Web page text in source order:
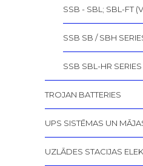
SSB - SBL; SBL-FT
SSB SB / SBH
SSB SBL-HR SERIES
TROJAN BATTERIES
UPS SISTĒMAS UN
UZLĀDES STACIJAS